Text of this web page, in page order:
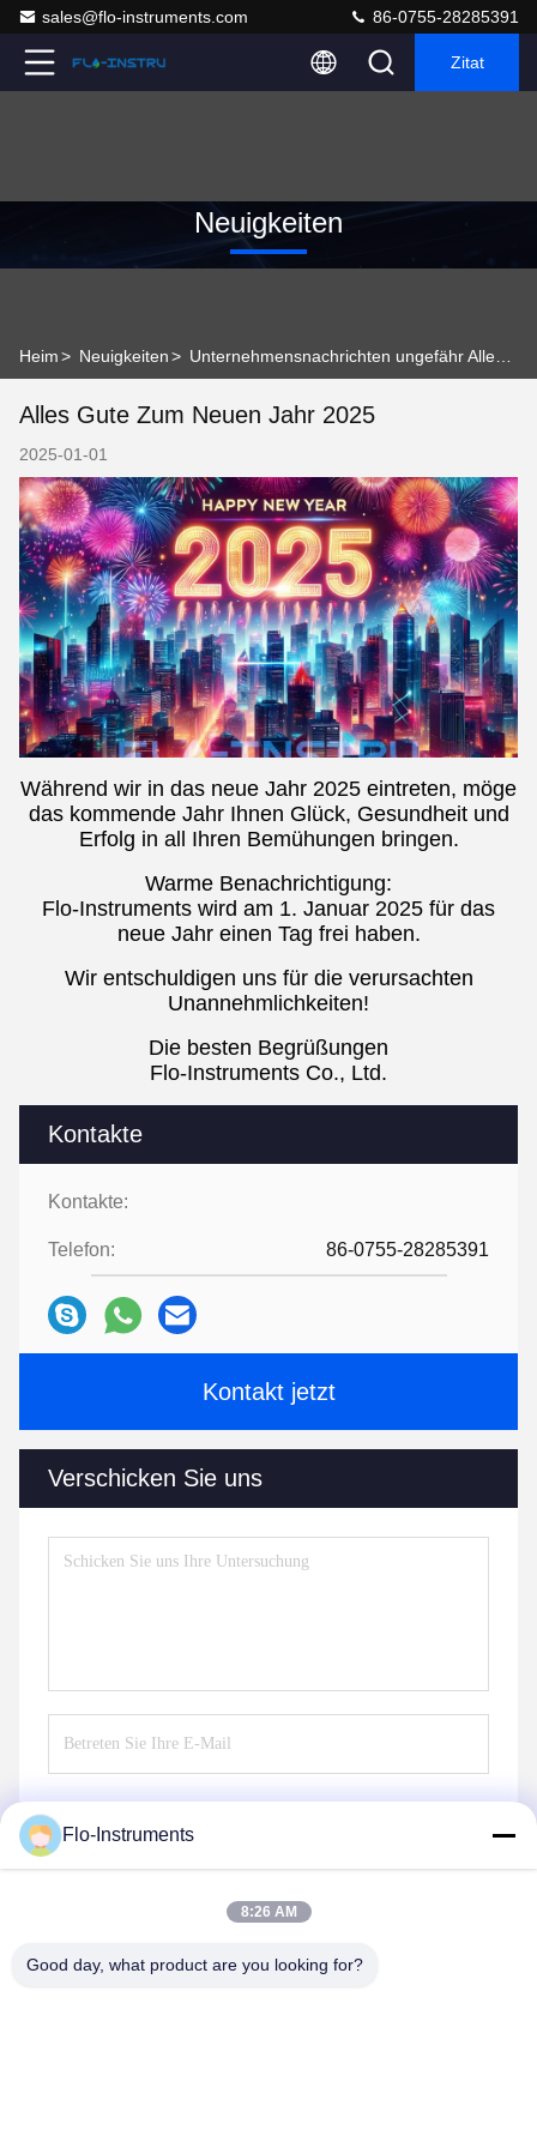
sales@flo-instruments.com 86-0755-28285391
Zitat
Neuigkeiten
Heim> Neuigkeiten>
Kontakte
Kontakte:
Telefon: 86-0755-28285391
Kontakt jetzt
Verschicken Sie uns
Alles Gute Zum Neuen Jahr 2025
2025-01-01
Während wir in das neue Jahr 2025 eintreten, möge
das kommende Jahr Ihnen Glück, Gesundheit und
Erfolg in all Ihren Bemühungen bringen.
Warme Benachrichtigung:
Flo-Instruments wird am 1. Januar 2025 für das
neue Jahr einen Tag frei haben.
Wir entschuldigen uns für die verursachten
Unannehmlichkeiten!
Die besten Begrüßungen
Flo-Instruments Co., Ltd.
Flo-Instruments
8:26 AM
Good day, what product are you looking for?